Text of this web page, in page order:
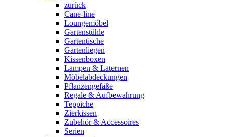
zurück
Cane-line
Loungemöbel
Gartenstühle
Gartentische
Gartenliegen
Kissenboxen
Lampen & Laternen
Möbelabdeckungen
Pflanzengefäße
Regale & Aufbewahrung
Teppiche
Zierkissen
Zubehör & Accessoires
Serien